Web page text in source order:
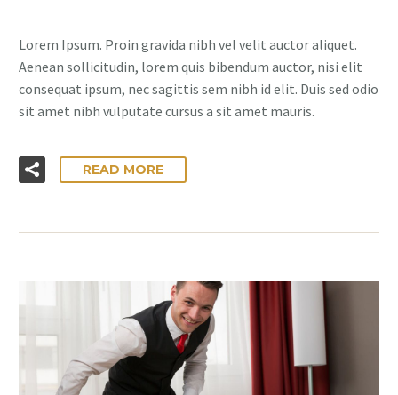
Lorem Ipsum. Proin gravida nibh vel velit auctor aliquet.
Aenean sollicitudin, lorem quis bibendum auctor, nisi elit
consequat ipsum, nec sagittis sem nibh id elit. Duis sed odio
sit amet nibh vulputate cursus a sit amet mauris.
READ MORE